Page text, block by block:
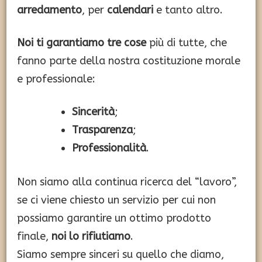
arredamento, per calendari e tanto altro.
Noi ti garantiamo tre cose più di tutte, che
fanno parte della nostra costituzione morale
e professionale:
Sincerità;
Trasparenza;
Professionalità.
Non siamo alla continua ricerca del “lavoro”,
se ci viene chiesto un servizio per cui non
possiamo garantire un ottimo prodotto
finale, noi lo rifiutiamo.
Siamo sempre sinceri su quello che diamo,